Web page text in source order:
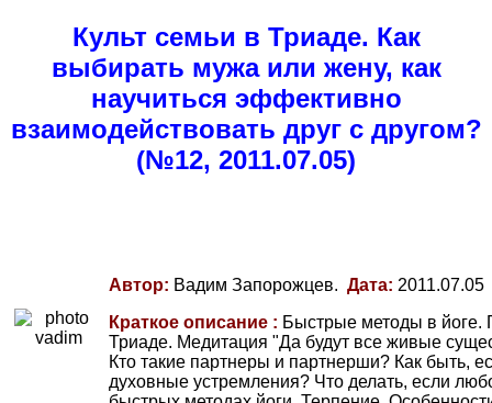
Культ семьи в Триаде. Как
выбирать мужа или жену, как
научиться эффективно
взаимодействовать друг с другом?
(№12, 2011.07.05)
Автор: Вадим Запорожцев. Дата: 2011.07.05
Краткое описание : Быстрые методы в йоге.
Триаде. Медитация "Да будут все живые
Кто такие партнеры и партнерши? Как быть,
духовные устремления? Что делать, если